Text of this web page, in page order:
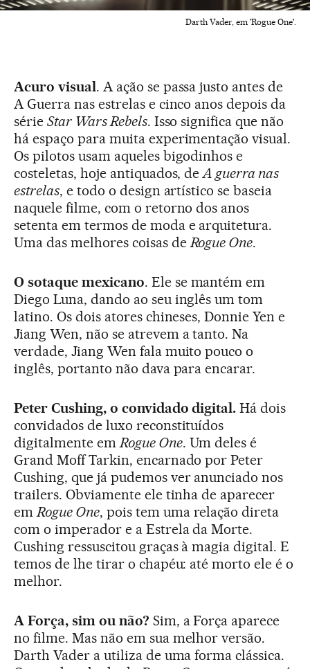
Darth Vader, em 'Rogue One'.
Acuro visual. A ação se passa justo antes de
A Guerra nas estrelas e cinco anos depois da
série Star Wars Rebels. Isso significa que não
há espaço para muita experimentação visual.
Os pilotos usam aqueles bigodinhos e
costeletas, hoje antiquados, deA guerra nas
estrelas, e todo o design artístico se baseia
naquele filme, com o retorno dos anos
setenta em termos de moda e arquitetura.
Uma das melhores coisas deRogue One.
O sotaque mexicano. Ele se mantém em
Diego Luna, dando ao seu inglês um tom
latino. Os dois atores chineses, Donnie Yen e
Jiang Wen, não se atrevem a tanto. Na
verdade, Jiang Wen fala muito pouco o
inglês, portanto não dava para encarar.
Peter Cushing, o convidado digital. Há dois
convidados de luxo reconstituídos
digitalmente emRogue One. Um deles é
Grand Moff Tarkin, encarnado por Peter
Cushing, que já pudemos ver anunciado nos
trailers. Obviamente ele tinha de aparecer
emRogue One, pois tem uma relação direta
com o imperador e a Estrela da Morte.
Cushing ressuscitou graças à magia digital. E
temos de lhe tirar o chapéu: até morto ele é o
melhor.
A Força, sim ou não? Sim, a Força aparece
no filme. Mas não em sua melhor versão.
Darth Vader a utiliza de uma forma clássica.